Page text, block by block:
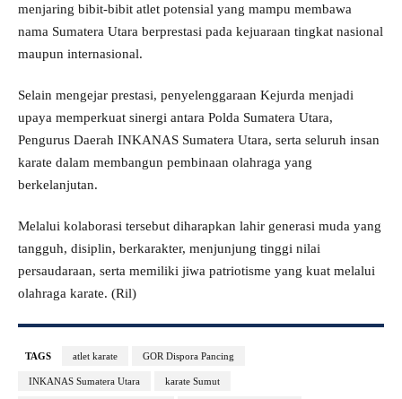
menjaring bibit-bibit atlet potensial yang mampu membawa
nama Sumatera Utara berprestasi pada kejuaraan tingkat nasional
maupun internasional.
Selain mengejar prestasi, penyelenggaraan Kejurda menjadi
upaya memperkuat sinergi antara Polda Sumatera Utara,
Pengurus Daerah INKANAS Sumatera Utara, serta seluruh insan
karate dalam membangun pembinaan olahraga yang
berkelanjutan.
Melalui kolaborasi tersebut diharapkan lahir generasi muda yang
tangguh, disiplin, berkarakter, menjunjung tinggi nilai
persaudaraan, serta memiliki jiwa patriotisme yang kuat melalui
olahraga karate. (Ril)
TAGS atlet karate GOR Dispora Pancing
INKANAS Sumatera Utara karate Sumut